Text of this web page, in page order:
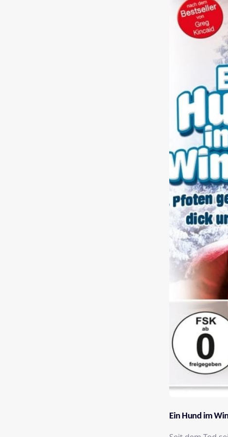
Ein Hund im